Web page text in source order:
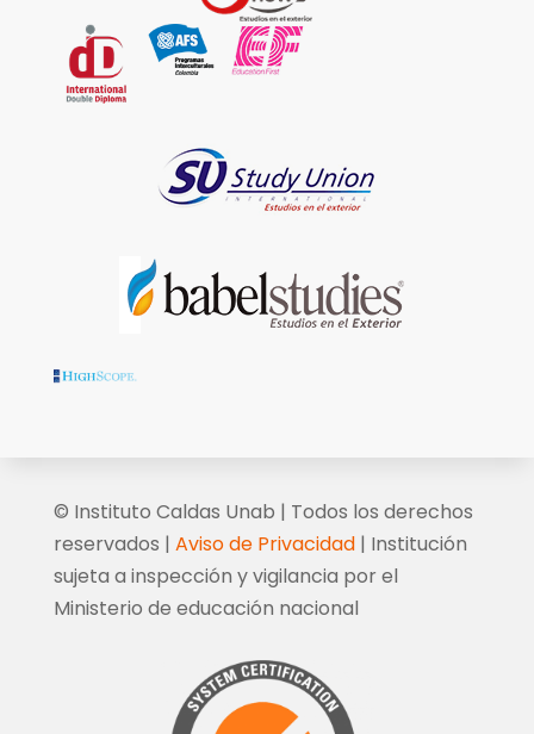
© Instituto Caldas Unab | Todos los derechos
reservados | Aviso de Privacidad | Institución
sujeta a inspección y vigilancia por el
Ministerio de educación nacional